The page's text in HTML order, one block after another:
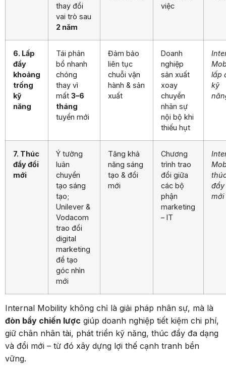
thay đổi
vai trò sau
2 năm
việc
6. Lấp
đầy
khoảng
trống
kỹ
năng
Tái phân
bổ nhanh
chóng
thay vì
mất 3–6
tháng
tuyển mới
Đảm bảo
liên tục
chuỗi vận
hành & sản
xuất
Doanh
nghiệp
sản xuất
xoay
chuyển
nhân sự
nội bộ khi
thiếu hụt
lấp
kỹ
7. Thúc
đẩy đổi
mới
Ý tưởng
luân
chuyển
tạo sáng
tạo;
Unilever &
Vodacom
trao đổi
digital
marketing
để tạo
góc nhìn
mới
Tăng khả
năng sáng
tạo & đổi
mới
Chương
trình trao
đổi giữa
các bộ
phận
marketing
– IT
mới
Internal Mobility không chỉ là giải pháp nhân sự, mà là
đòn bẩy chiến lược giúp doanh nghiệp tiết kiệm chi phí,
giữ chân nhân tài, phát triển kỹ năng, thúc đẩy đa dạng
và đổi mới – từ đó xây dựng lợi thế cạnh tranh bền
vững.